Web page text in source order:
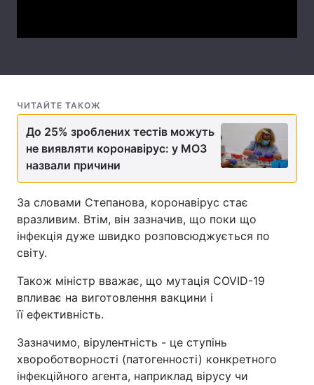
Контакти
Послуги
Тема оформлення
ЧИТАЙТЕ ТАКОЖ
До 25% зроблених тестів можуть
не виявляти коронавірус: у МОЗ
назвали причини
За словами Степанова, коронавірус стає
вразливим. Втім, він зазначив, що поки що
інфекція дуже швидко розповсюджується по
світу.
Також міністр вважає, що мутація COVID-19
впливає на виготовлення вакцини і
її ефективність.
Зазначимо, вірулентність - це ступінь
хвороботворності (патогенності) конкретного
інфекційного агента, наприклад вірусу чи